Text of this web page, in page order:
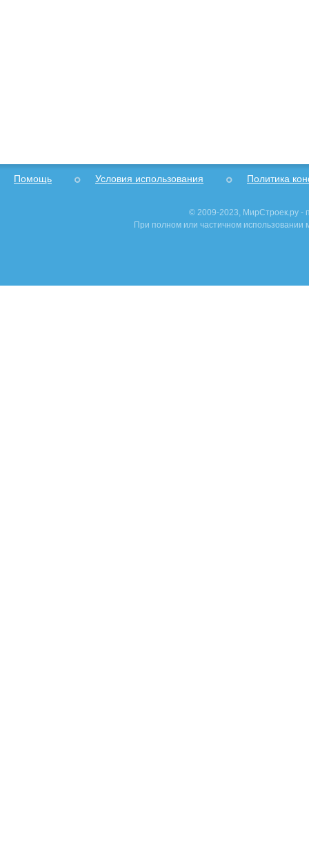
Помощь Условия использования Политика
© 2009-2023, МирСтроек.ру -
При полном или частичном использовании